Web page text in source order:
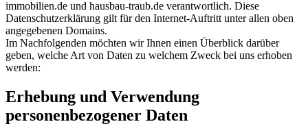
immobilien.de und hausbau-traub.de verantwortlich. Diese
Datenschutzerklärung gilt für den Internet-Auftritt unter allen oben
angegebenen Domains.
Im Nachfolgenden möchten wir Ihnen einen Überblick darüber
geben, welche Art von Daten zu welchem Zweck bei uns erhoben
werden:
Erhebung und Verwendung
personenbezogener Daten